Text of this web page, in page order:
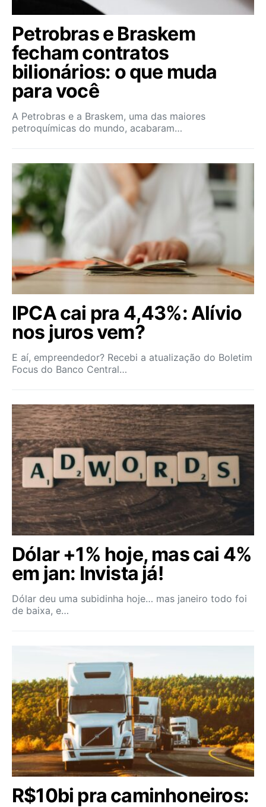
Petrobras e Braskem
fecham contratos
bilionários: o que muda
para você
A Petrobras e a Braskem, uma das maiores
petroquímicas do mundo, acabaram…
IPCA cai pra 4,43%: Alívio
nos juros vem?
E aí, empreendedor? Recebi a atualização do Boletim
Focus do Banco Central…
Dólar +1% hoje, mas cai 4%
em jan: Invista já!
Dólar deu uma subidinha hoje… mas janeiro todo foi
de baixa, e…
R$10bi pra caminhoneiros: